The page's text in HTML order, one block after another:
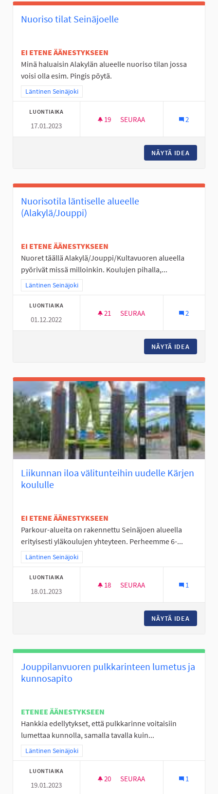
Nuoriso tilat Seinäjoelle
EI ETENE ÄÄNESTYKSEEN
Minä haluaisin Alakylän alueelle nuoriso tilan jossa
voisi olla esim. Pingis pöytä.
Rajaa tulokset teeman mukaan: Läntinen Seinäjoki
Läntinen Seinäjoki
LUONTIAIKA
17.01.2023
19 19 SEURAAJAA
SEURAA 2
NÄYTÄ IDEA
Nuorisotila läntiselle alueelle
(Alakylä/Jouppi)
EI ETENE ÄÄNESTYKSEEN
Nuoret täällä Alakylä/Jouppi/Kultavuoren alueella
pyörivät missä milloinkin. Koulujen pihalla,...
Rajaa tulokset teeman mukaan: Läntinen Seinäjoki
Läntinen Seinäjoki
LUONTIAIKA
01.12.2022
21 21 SEURAAJAA
SEURAA 2
NÄYTÄ IDEA
Liikunnan iloa välitunteihin uudelle Kärjen
koululle
EI ETENE ÄÄNESTYKSEEN
Parkour-alueita on rakennettu Seinäjoen alueella
erityisesti yläkoulujen yhteyteen. Perheemme 6-...
Rajaa tulokset teeman mukaan: Läntinen Seinäjoki
Läntinen Seinäjoki
LUONTIAIKA
18.01.2023
18 18 SEURAAJAA
SEURAA 1
NÄYTÄ IDEA
Jouppilanvuoren pulkkarinteen lumetus ja
kunnosapito
ETENEE ÄÄNESTYKSEEN
Hankkia edellytykset, että pulkkarinne voitaisiin
lumettaa kunnolla, samalla tavalla kuin...
Rajaa tulokset teeman mukaan: Läntinen Seinäjoki
Läntinen Seinäjoki
LUONTIAIKA
19.01.2023
20 20 SEURAAJAA
SEURAA 1